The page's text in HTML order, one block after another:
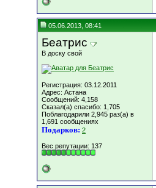
05.06.2013, 08:41
Беатрис
В доску свой
Регистрация: 03.12.2011
Адрес: Астана
Сообщений: 4,158
Сказал(а) спасибо: 1,705
Поблагодарили 2,945 раз(а) в
1,691 сообщениях
Подарков: 2
Вес репутации: 137